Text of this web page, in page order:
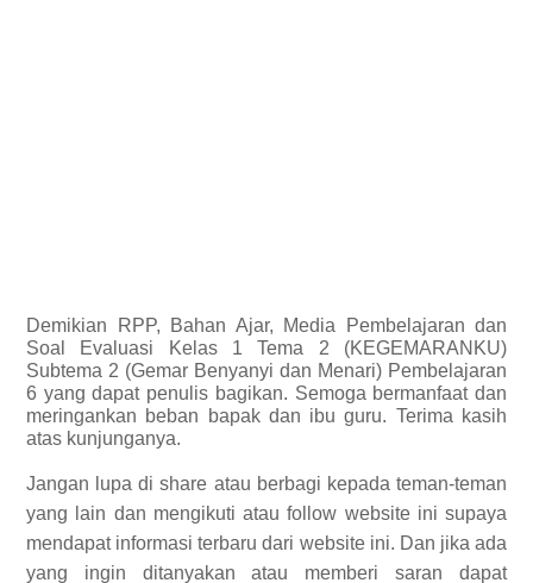
Demikian
RPP, Bahan Ajar, Media Pembelajaran dan
Soal Evaluasi Kelas 1 Tema 2 (KEGEMARANKU)
Subtema 2 (Gemar Benyanyi dan Menari) Pembelajaran
6 yang dapat penulis bagikan. Semoga bermanfaat dan
meringankan beban bapak dan ibu guru. Terima kasih
atas kunjunganya.
Jangan lupa di share atau berbagi kepada teman-teman
yang lain dan mengikuti atau follow website ini supaya
mendapat informasi terbaru dari website ini. Dan jika ada
yang ingin ditanyakan atau memberi saran dapat